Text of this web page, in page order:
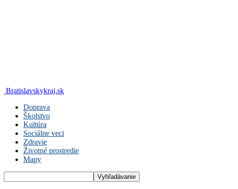
Bratislavskykraj.sk
Doprava
Školstvo
Kultúra
Sociálne veci
Zdravie
Životné prostredie
Mapy